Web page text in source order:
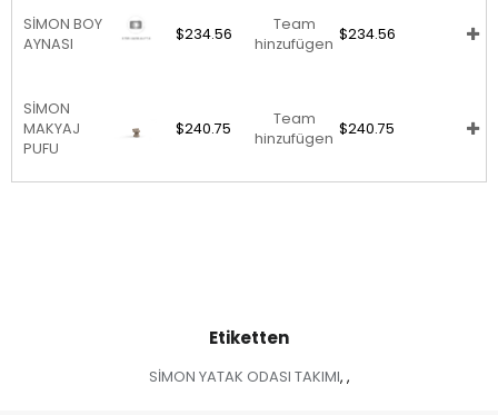
SİMON BOY
AYNASI
$234.56
Team
hinzufügen
$234.56
SİMON
MAKYAJ
PUFU
$240.75
Team
hinzufügen
$240.75
Etiketten
SİMON YATAK ODASI TAKIMI, ,